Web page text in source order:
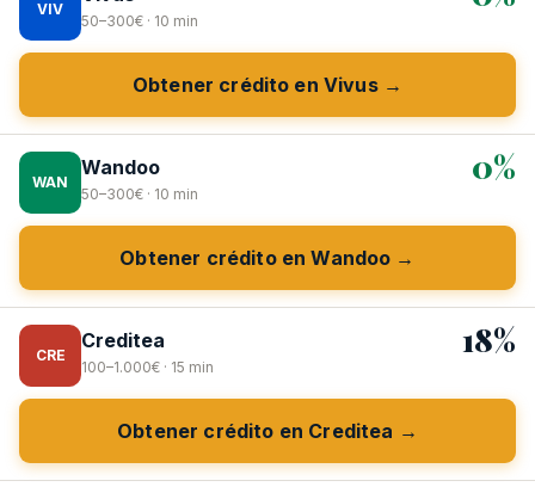
VIV
50–300€ · 10 min
Obtener crédito en Vivus →
WAN
Wandoo
50–300€ · 10 min
0%
Obtener crédito en Wandoo →
CRE
Creditea
100–1.000€ · 15 min
18%
Obtener crédito en Creditea →